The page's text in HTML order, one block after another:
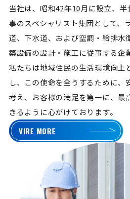
当社は、昭和42年10月に設立、
事のスペシャリスト集団として、
道、下水道、および空調・給排水
築設備の設計・施工に従事する企
私たちは地域住民の生活環境向上
し、この使命を全うするために、
考え、お客様の満足を第一に、最
きるように心がけております。
VIRE MORE